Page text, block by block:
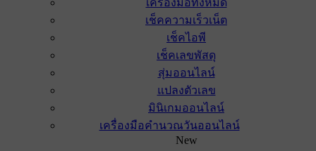
เครื่องมือทั้งหมด
เช็คความเร็วเน็ต
เช็คไอพี
เช็คเลขพัสดุ
สุ่มออนไลน์
แปลงตัวเลข
มินิเกมออนไลน์
เครื่องมือคำนวณวันออนไลน์
New